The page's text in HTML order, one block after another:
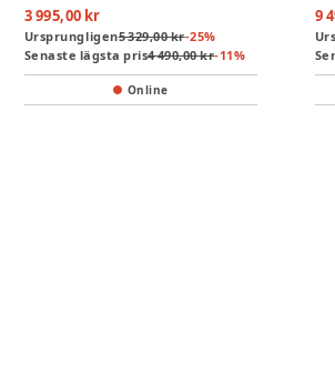
3 995,00 kr
Ursprungligen5 329,00 kr-25%
Senaste lägsta pris4 490,00 kr-11%
Online
9